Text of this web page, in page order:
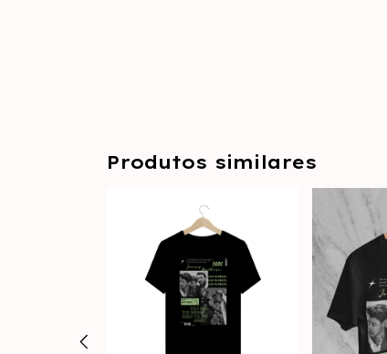
Produtos similares